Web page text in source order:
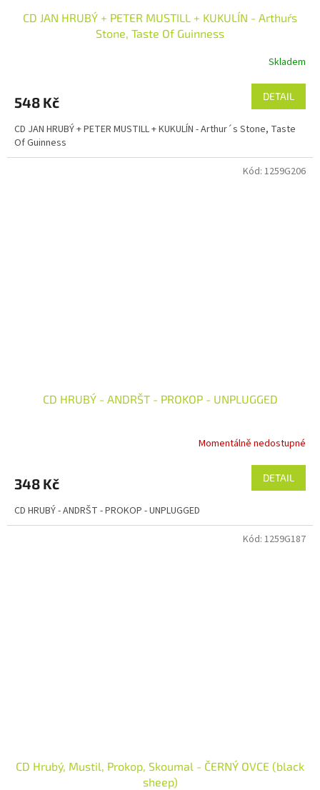
CD JAN HRUBÝ + PETER MUSTILL + KUKULÍN - Arthur´s
Stone, Taste Of Guinness
Skladem
548 Kč DETAIL
CD JAN HRUBÝ + PETER MUSTILL + KUKULÍN - Arthur´s Stone, Taste
Of Guinness
CD HRUBÝ - ANDRŠT - PROKOP - UNPLUGGED
Momentálně nedostupné
348 Kč DETAIL
CD HRUBÝ - ANDRŠT - PROKOP - UNPLUGGED
Kód: 1259G206
CD Hrubý, Mustil, Prokop, Skoumal - ČERNÝ OVCE (black
sheep)
Kód: 1259G187